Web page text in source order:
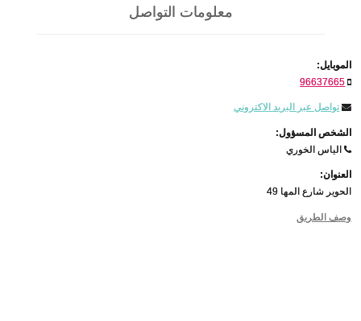
معلومات التواصل
الموبايل:
96637665
تواصل عبر البريد الاكتروني
الشخص المسؤول:
الياس الخوري
العنوان:
الحوير شارع المها 49
وصف الطريق